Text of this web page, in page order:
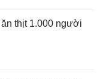
thịt 1.000 người